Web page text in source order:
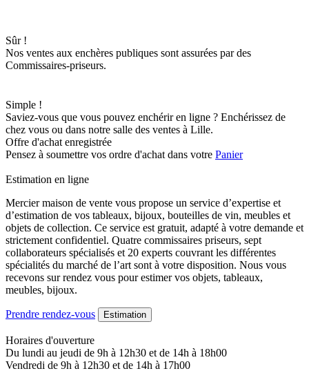
Sûr !
Nos ventes aux enchères publiques sont assurées par des
Commissaires-priseurs.
Simple !
Saviez-vous que vous pouvez enchérir en ligne ? Enchérissez de
chez vous ou dans notre salle des ventes à Lille.
Offre d'achat enregistrée
Pensez à soumettre vos ordre d'achat dans votre Panier
Estimation en ligne
Mercier maison de vente vous propose un service d’expertise et
d’estimation de vos tableaux, bijoux, bouteilles de vin, meubles et
objets de collection. Ce service est gratuit, adapté à votre demande et
strictement confidentiel. Quatre commissaires priseurs, sept
collaborateurs spécialisés et 20 experts couvrant les différentes
spécialités du marché de l’art sont à votre disposition. Nous vous
recevons sur rendez vous pour estimer vos objets, tableaux,
meubles, bijoux.
Prendre rendez-vous Estimation
Horaires d'ouverture
Du lundi au jeudi de 9h à 12h30 et de 14h à 18h00
Vendredi de 9h à 12h30 et de 14h à 17h00